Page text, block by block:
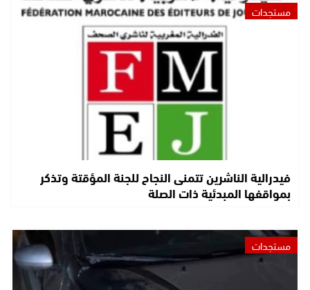
مستجدات
فيدرالية الناشرين تتمنى النجاح للجنة المؤقتة وتذكر
بمواقفها المبدئية ذات الصلة
مستجدات